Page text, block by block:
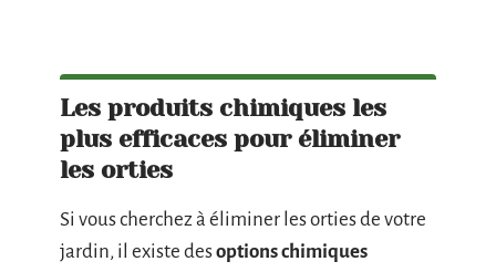
Les produits chimiques les
plus efficaces pour éliminer
les orties
Si vous cherchez à éliminer les orties de votre
jardin, il existe desoptions chimiques